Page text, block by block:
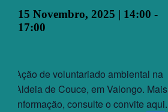
15 Novembro, 2025 | 14:00 -
17:00
Ação de voluntariado ambiental na
Aldeia de Couce, em Valongo. Mais
informação, consulte o convite aqui.